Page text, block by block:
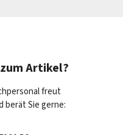
Artikel?
freut
berät Sie gerne: